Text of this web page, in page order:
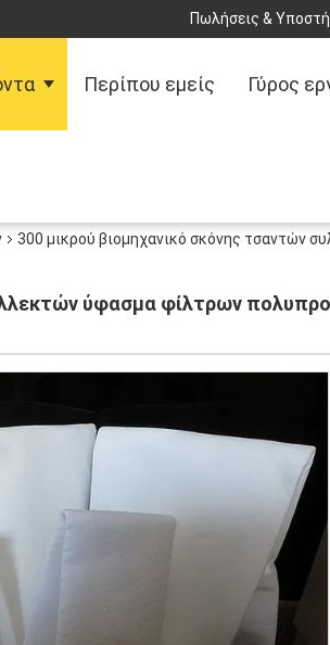
Πωλήσεις &
Περίπου εμείς Γύρος
300 μικρού βιομηχανικό σκόνης τσαντών
ύφασμα φίλτρων